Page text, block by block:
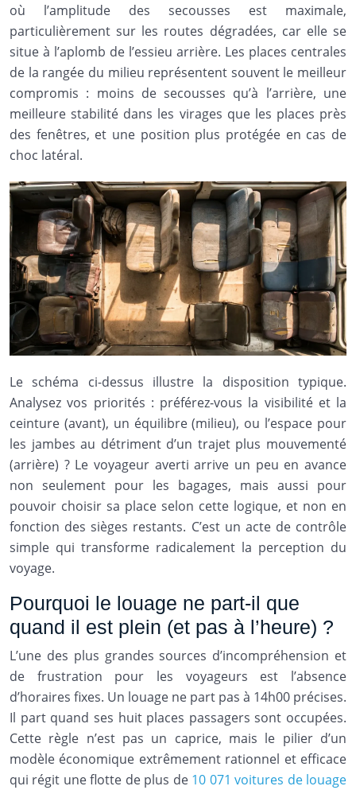
où l’amplitude des secousses est maximale,
particulièrement sur les routes dégradées, car elle se
situe à l’aplomb de l’essieu arrière. Les places centrales
de la rangée du milieu représentent souvent le meilleur
compromis : moins de secousses qu’à l’arrière, une
meilleure stabilité dans les virages que les places près
des fenêtres, et une position plus protégée en cas de
choc latéral.
Le schéma ci-dessus illustre la disposition typique.
Analysez vos priorités : préférez-vous la visibilité et la
ceinture (avant), un équilibre (milieu), ou l’espace pour
les jambes au détriment d’un trajet plus mouvementé
(arrière) ? Le voyageur averti arrive un peu en avance
non seulement pour les bagages, mais aussi pour
pouvoir choisir sa place selon cette logique, et non en
fonction des sièges restants. C’est un acte de contrôle
simple qui transforme radicalement la perception du
voyage.
Pourquoi le louage ne part-il que
quand il est plein (et pas à l’heure) ?
L’une des plus grandes sources d’incompréhension et
de frustration pour les voyageurs est l’absence
d’horaires fixes. Un louage ne part pas à 14h00 précises.
Il part quand ses huit places passagers sont occupées.
Cette règle n’est pas un caprice, mais le pilier d’un
modèle économique extrêmement rationnel et efficace
qui régit une flotte de plus de 10 071 voitures de louage